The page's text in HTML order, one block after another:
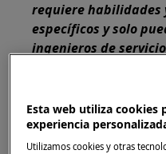
requiere habilidades
específicos y solo
ingenieros de
interruptor ON/OFF.
Antes de acceder a
Esta web utiliza cookies
experiencia
Utilizamos cookies y otras